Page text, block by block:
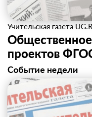
Учительская газета
проектов
Событие недели